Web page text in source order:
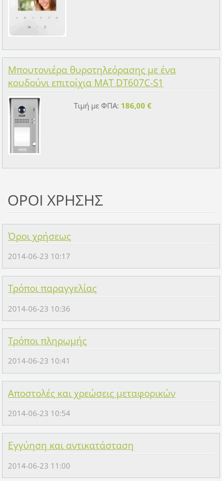
Μπουτονιέρα θυροτηλεόρασης με ένα
κουδούνι επιτοίχια MAT DT607C-S1
Τιμή με ΦΠΑ: 186,00 €
ΟΡΟΙ ΧΡΗΣΗΣ
Όροι χρήσεως
2014-06-23 10:17
Τρόποι παραγγελίας
2014-06-23 10:36
Τρόποι πληρωμής
2014-06-23 10:41
Αποστολές και χρεώσεις μεταφορικών
2014-06-23 10:54
Εγγύηση και αντικατάσταση
2014-06-23 11:00